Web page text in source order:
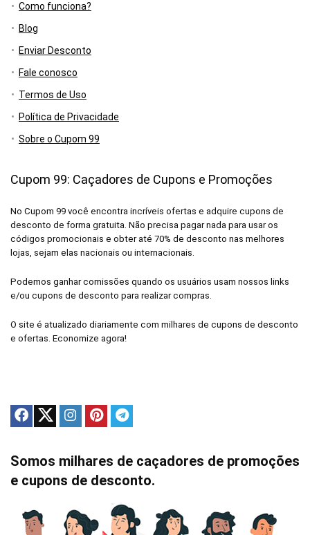
Como funciona?
Blog
Enviar Desconto
Fale conosco
Termos de Uso
Política de Privacidade
Sobre o Cupom 99
Cupom 99: Caçadores de Cupons e Promoções
No Cupom 99 você encontra incríveis ofertas e adquire cupons de
desconto de forma gratuita. Não precisa pagar nada para usar os
códigos promocionais e obter até 70% de desconto nas melhores
lojas, sejam elas nacionais ou internacionais.
Podemos ganhar comissões quando os usuários usam nossos links
e/ou cupons de desconto para realizar compras.
O site é atualizado diariamente com milhares de cupons de desconto
e ofertas. Economize agora!
Somos milhares de caçadores de promoções
e cupons de desconto.